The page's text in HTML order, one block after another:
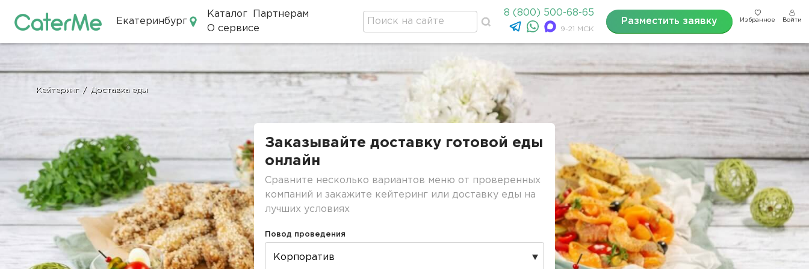
Екатеринбург
Каталог
Партнерам
О сервисе
8 (800) 500-68-65
9-21 МСК
Разместить заявку Избранное Войти
Строка
Кейтеринг / Доставка еды
Заказывайте доставку готовой еды
онлайн
Сравните несколько вариантов меню от проверенных
компаний и закажите кейтеринг или доставку еды на
лучших условиях
Повод проведения